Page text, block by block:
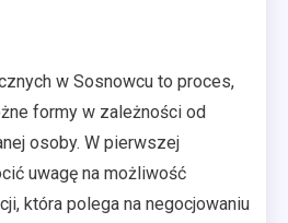
w Sosnowcu to proces,
formy w zależności od
osoby. W pierwszej
uwagę na możliwość
która polega na negocjowaniu